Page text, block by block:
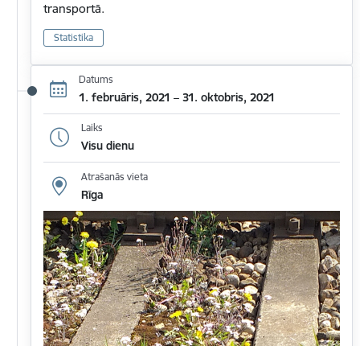
transportā.
Statistika
Datums
1. februāris, 2021 – 31. oktobris, 2021
Laiks
Visu dienu
Atrašanās vieta
Rīga